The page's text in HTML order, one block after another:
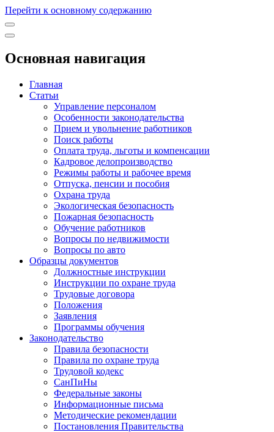
Перейти к основному содержанию
Основная навигация
Главная
Статьи
Управление персоналом
Особенности законодательства
Прием и увольнение работников
Поиск работы
Оплата труда, льготы и компенсации
Кадровое делопроизводство
Режимы работы и рабочее время
Отпуска, пенсии и пособия
Охрана труда
Экологическая безопасность
Пожарная безопасность
Обучение работников
Вопросы по недвижимости
Вопросы по авто
Образцы документов
Должностные инструкции
Инструкции по охране труда
Трудовые договора
Положения
Заявления
Программы обучения
Законодательство
Правила безопасности
Правила по охране труда
Трудовой кодекс
СанПиНы
Федеральные законы
Информационные письма
Методические рекомендации
Постановления Правительства